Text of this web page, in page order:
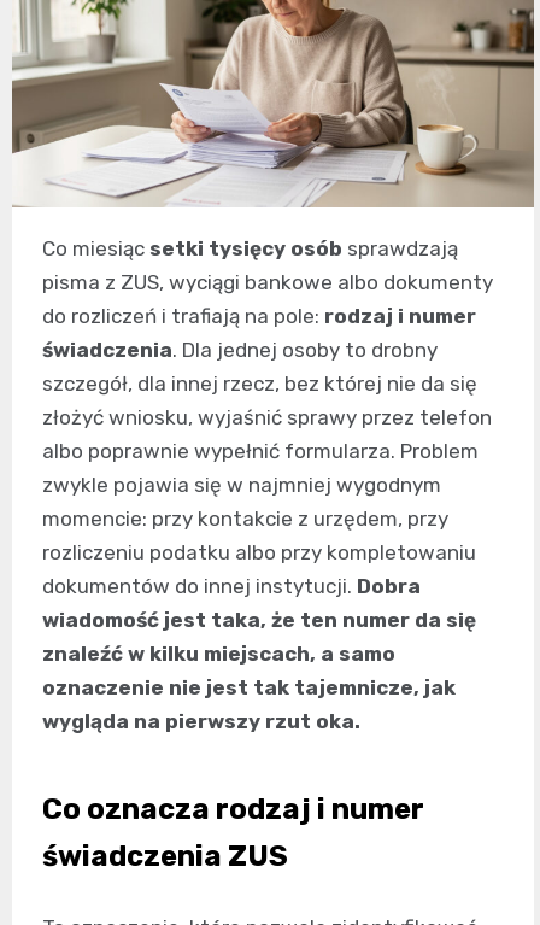
Co miesiąc setki tysięcy osób sprawdzają
pisma z ZUS, wyciągi bankowe albo dokumenty
do rozliczeń i trafiają na pole: rodzaj i numer
świadczenia. Dla jednej osoby to drobny
szczegół, dla innej rzecz, bez której nie da się
złożyć wniosku, wyjaśnić sprawy przez telefon
albo poprawnie wypełnić formularza. Problem
zwykle pojawia się w najmniej wygodnym
momencie: przy kontakcie z urzędem, przy
rozliczeniu podatku albo przy kompletowaniu
dokumentów do innej instytucji. Dobra
wiadomość jest taka, że ten numer da się
znaleźć w kilku miejscach, a samo
oznaczenie nie jest tak tajemnicze, jak
wygląda na pierwszy rzut oka.
Co oznacza rodzaj i numer
świadczenia ZUS